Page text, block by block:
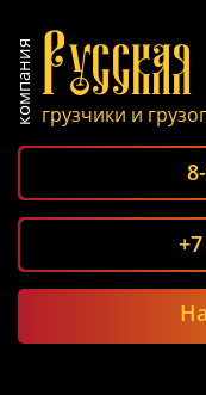
грузчики и
компания